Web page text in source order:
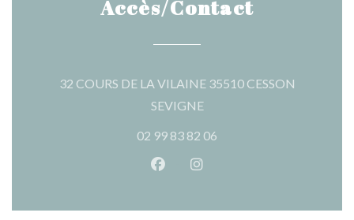
Accès/Contact
32 COURS DE LA VILAINE 35510 CESSON
SEVIGNE((ouvre une nouvelle
02 99 83 82 06
Facebook ((ouvre une
Instagram ((ouvre une